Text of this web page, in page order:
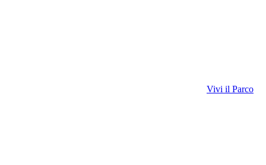
Vivi il Parco